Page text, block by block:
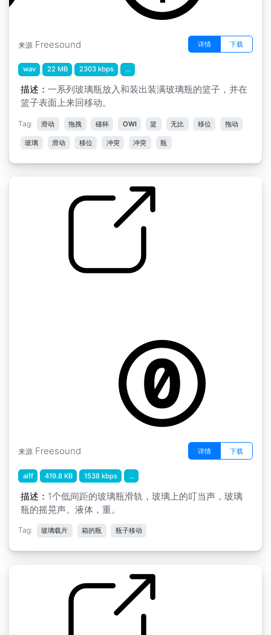
来源 Freesound 详情 下载
wav 22 MB 2303 kbps ...
描述： 一系列玻璃瓶放入和装出装满玻璃瓶的篮子，并在
篮子表面上来回移动。
Tag: 滑动 拖拽 碰杯 OWI 篮 无比 移位 拖动
玻璃 滑动 移位 冲突 冲突 瓶
来源 Freesound 详情 下载
aiff 419.8 KB 1538 kbps ...
描述： 1个低间距的玻璃瓶滑轨，玻璃上的叮当声，玻璃
瓶的摇晃声。液体，重。
Tag: 玻璃载片 箱的瓶 瓶子移动